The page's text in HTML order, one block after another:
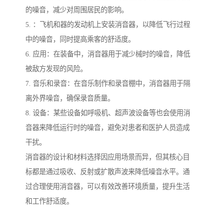
的噪音，减少对周围居民的影响。
5. ：飞机和器的发动机上安装消音器，以降低飞行过程
中的噪音，同时提高乘客的舒适度。
6. 应用：在装备中，消音器用于减少械时的噪音，降低
被敌方发现的风险。
7. 音乐和录音：在音乐制作和录音棚中，消音器用于隔
离外界噪音，确保录音质量。
8. 设备：某些设备如呼吸机、超声波设备等也会使用消
音器来降低运行时的噪音，避免对患者和医护人员造成
干扰。
消音器的设计和材料选择因应用场景而异，但其核心目
标都是通过吸收、反射或扩散声波来降低噪音水平。通
过合理使用消音器，可以有效改善环境质量，提升生活
和工作舒适度。